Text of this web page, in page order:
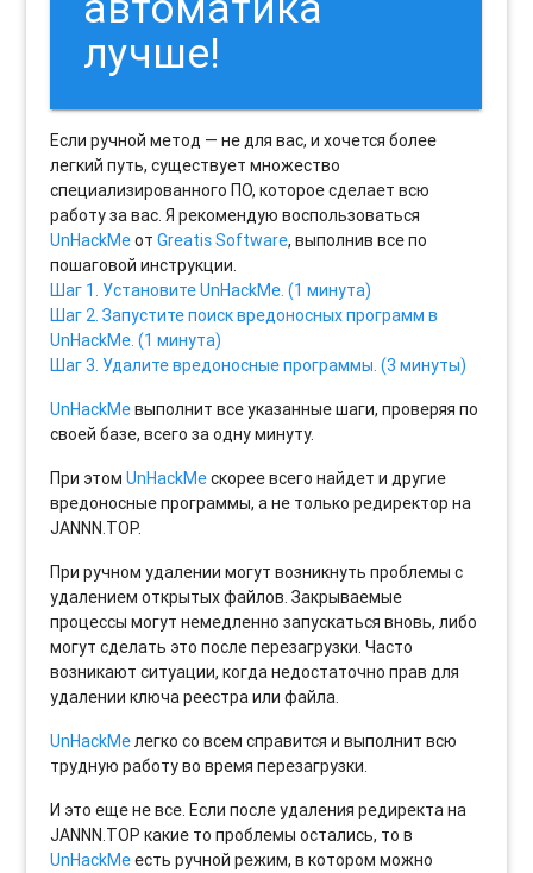
лучше!
Если ручной метод — не для вас, и хочется более
легкий путь, существует множество
специализированного ПО, которое сделает всю
работу за вас. Я рекомендую воспользоваться
UnHackMeотGreatis Software, выполнив все по
пошаговой инструкции.
Шаг 1. Установите UnHackMe. (1 минута)
Шаг 2. Запустите поиск вредоносных программ в
UnHackMe. (1 минута)
Шаг 3. Удалите вредоносные программы. (3 минуты)
UnHackMeвыполнит все указанные шаги, проверяя по
своей базе, всего за одну минуту.
При этомUnHackMeскорее всего найдет и другие
вредоносные программы, а не только редиректор на
JANNN.TOP.
При ручном удалении могут возникнуть проблемы с
удалением открытых файлов. Закрываемые
процессы могут немедленно запускаться вновь, либо
могут сделать это после перезагрузки. Часто
возникают ситуации, когда недостаточно прав для
удалении ключа реестра или файла.
UnHackMeлегко со всем справится и выполнит всю
трудную работу во время перезагрузки.
И это еще не все. Если после удаления редиректа на
JANNN.TOP какие то проблемы остались, то в
UnHackMeесть ручной режим, в котором можно